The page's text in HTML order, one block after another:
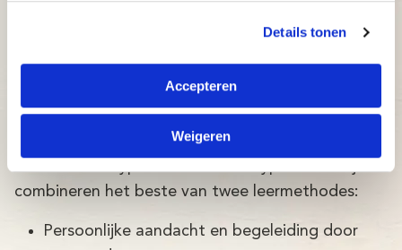
Details tonen
Accepteren
Weigeren
Belcrumhuis Breda (Belcrumhuis)
combineren het beste van twee leermethodes:
Persoonlijke aandacht en begeleiding door